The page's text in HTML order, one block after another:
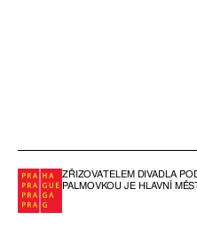
ZŘIZOVATELEM DIVADLA
PALMOVKOU JE HLAVNÍ